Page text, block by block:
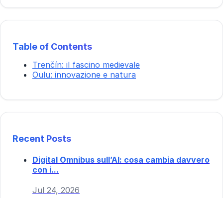
Table of Contents
Trenčín: il fascino medievale
Oulu: innovazione e natura
Recent Posts
Digital Omnibus sull’AI: cosa cambia davvero
con i...
Jul 24, 2026